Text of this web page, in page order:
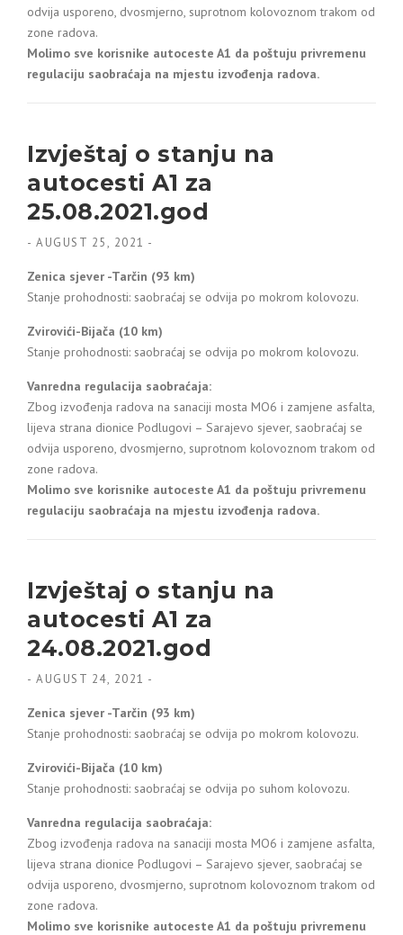
odvija usporeno, dvosmjerno, suprotnom kolovoznom trakom od
zone radova.
Molimo sve korisnike autoceste A1 da poštuju privremenu
regulaciju saobraćaja na mjestu izvođenja radova.
Izvještaj o stanju na
autocesti A1 za
25.08.2021.god
- AUGUST 25, 2021 -
Zenica sjever -Tarčin (93 km)
Stanje prohodnosti: saobraćaj se odvija po mokrom kolovozu.
Zvirovići-Bijača (10 km)
Stanje prohodnosti: saobraćaj se odvija po mokrom kolovozu.
Vanredna regulacija saobraćaja:
Zbog izvođenja radova na sanaciji mosta MO6 i zamjene asfalta,
lijeva strana dionice Podlugovi – Sarajevo sjever, saobraćaj se
odvija usporeno, dvosmjerno, suprotnom kolovoznom trakom od
zone radova.
Molimo sve korisnike autoceste A1 da poštuju privremenu
regulaciju saobraćaja na mjestu izvođenja radova.
Izvještaj o stanju na
autocesti A1 za
24.08.2021.god
- AUGUST 24, 2021 -
Zenica sjever -Tarčin (93 km)
Stanje prohodnosti: saobraćaj se odvija po mokrom kolovozu.
Zvirovići-Bijača (10 km)
Stanje prohodnosti: saobraćaj se odvija po suhom kolovozu.
Vanredna regulacija saobraćaja:
Zbog izvođenja radova na sanaciji mosta MO6 i zamjene asfalta,
lijeva strana dionice Podlugovi – Sarajevo sjever, saobraćaj se
odvija usporeno, dvosmjerno, suprotnom kolovoznom trakom od
zone radova.
Molimo sve korisnike autoceste A1 da poštuju privremenu